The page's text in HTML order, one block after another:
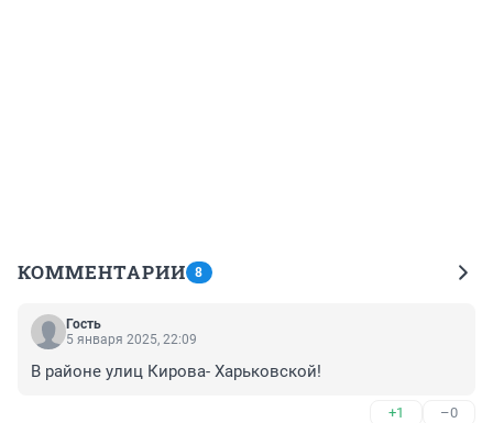
КОММЕНТАРИИ 8
Гость
5 января 2025, 22:09
В районе улиц Кирова- Харьковской!
+1 –0